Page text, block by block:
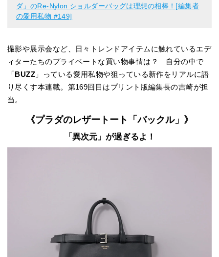
ダ」のRe-Nylon ショルダーバッグは理想の相棒！[編集者
の愛用私物 #149]
撮影や展示会など、日々トレンドアイテムに触れているエデ
ィターたちのプライベートな買い物事情は？ 自分の中で
「BUZZ 」っている愛用私物や狙っている新作をリアルに語
り尽くす本連載。第169回目はプリント版編集長の吉崎が担
当。
《プラダのレザートート「バックル」》
「異次元」が過ぎるよ！